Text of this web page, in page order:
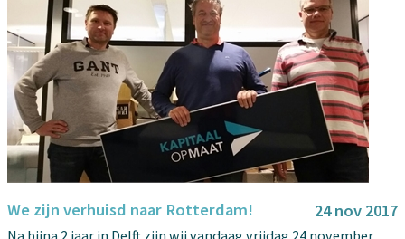
24 nov 2017
We zijn verhuisd naar Rotterdam!
Na bijna 2 jaar in Delft zijn wij vandaag vrijdag 24 november